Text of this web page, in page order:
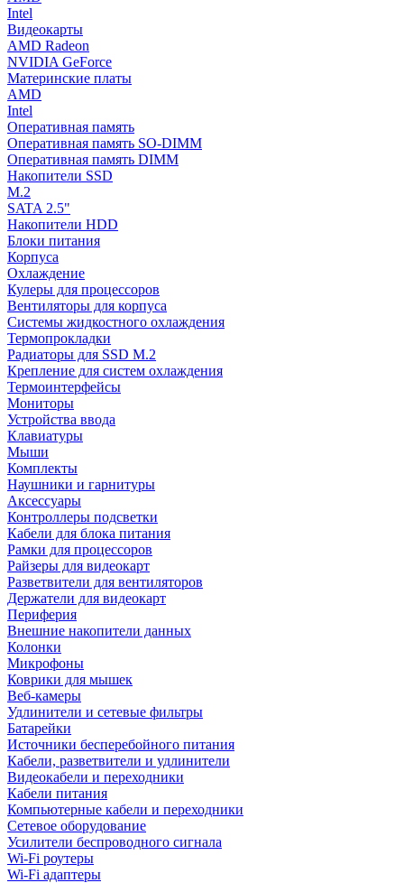
Intel
Видеокарты
AMD Radeon
NVIDIA GeForce
Материнские платы
AMD
Intel
Оперативная память
Оперативная память SO-DIMM
Оперативная память DIMM
Накопители SSD
M.2
SATA 2.5"
Накопители HDD
Блоки питания
Корпуса
Охлаждение
Кулеры для процессоров
Вентиляторы для корпуса
Системы жидкостного охлаждения
Термопрокладки
Радиаторы для SSD M.2
Крепление для систем охлаждения
Термоинтерфейсы
Мониторы
Устройства ввода
Клавиатуры
Мыши
Комплекты
Наушники и гарнитуры
Аксессуары
Контроллеры подсветки
Кабели для блока питания
Рамки для процессоров
Райзеры для видеокарт
Разветвители для вентиляторов
Держатели для видеокарт
Периферия
Внешние накопители данных
Колонки
Микрофоны
Коврики для мышек
Веб-камеры
Удлинители и сетевые фильтры
Батарейки
Источники бесперебойного питания
Кабели, разветвители и удлинители
Видеокабели и переходники
Кабели питания
Компьютерные кабели и переходники
Сетевое оборудование
Усилители беспроводного сигнала
Wi-Fi роутеры
Wi-Fi адаптеры